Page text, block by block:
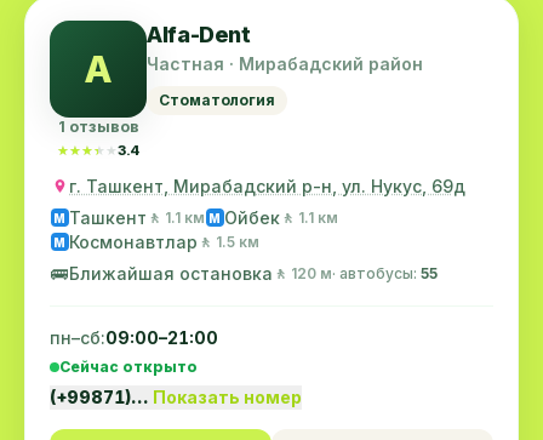
A
1 отзывов
★★★★★
★★★★★3.4
Alfa-Dent
Частная · Мирабадский район
Стоматология
г. Ташкент, Мирабадский р-н, ул. Нукус, 69д
M Ташкент 🚶 1.1 км M Ойбек 🚶 1.1 км
M Космонавтлар 🚶 1.5 км
🚌Ближайшая остановка 🚶 120 м· автобусы: 55
пн–сб:09:00–21:00
Сейчас открыто
(+99871)… Показать номер